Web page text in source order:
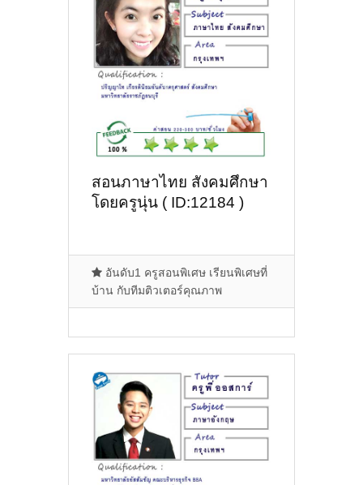
สอนภาษาไทย สังคมศึกษา
โดยครูนุ่น ( ID:12184 )
อันดับ1 ครูสอนพิเศษ เรียนพิเศษที่
บ้าน กับทีมติวเตอร์คุณภาพ